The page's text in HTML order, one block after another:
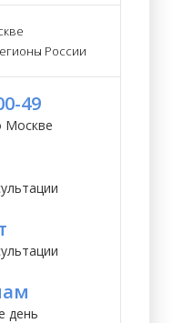
России
49
Москве
день